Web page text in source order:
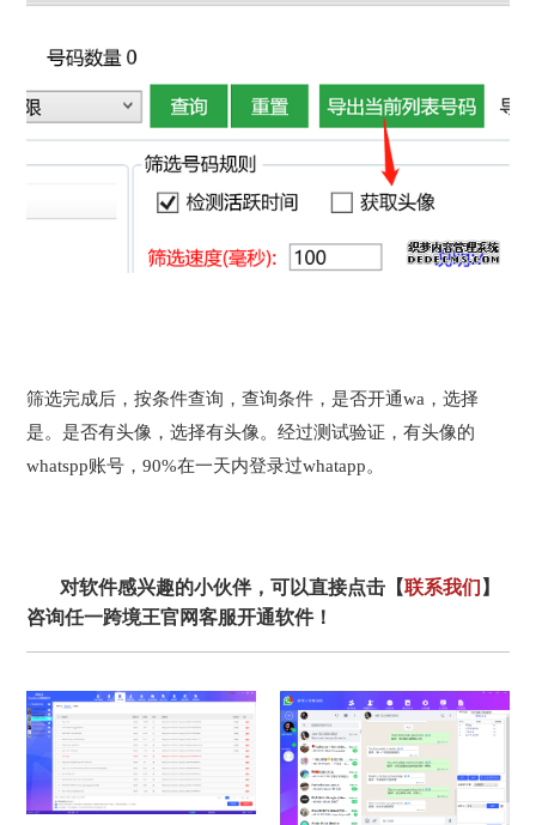
筛选完成后，按条件查询，查询条件，是否开通wa，选择
是。是否有头像，选择有头像。经过测试验证，有头像的
whatspp账号，90%在一天内登录过whatapp。
对软件感兴趣的小伙伴，可以直接点击【联系我们 】
咨询任一跨境王官网客服开通软件！